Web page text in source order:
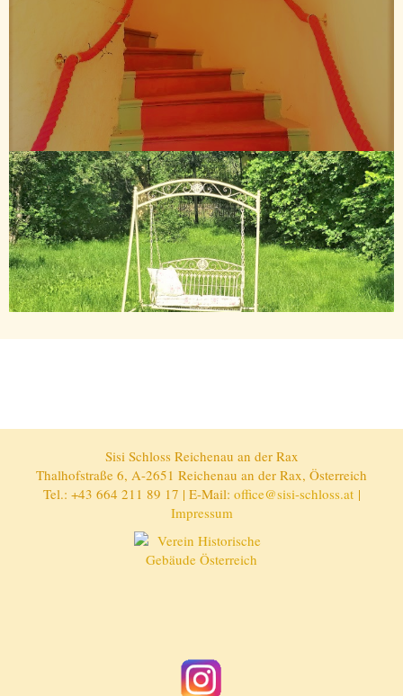
Sisi Schloss Reichenau an der Rax
Thalhofstraße 6, A-2651 Reichenau an der Rax, Österreich
Tel.: +43 664 211 89 17 | E-Mail: office@sisi-schloss.at|
Impressum